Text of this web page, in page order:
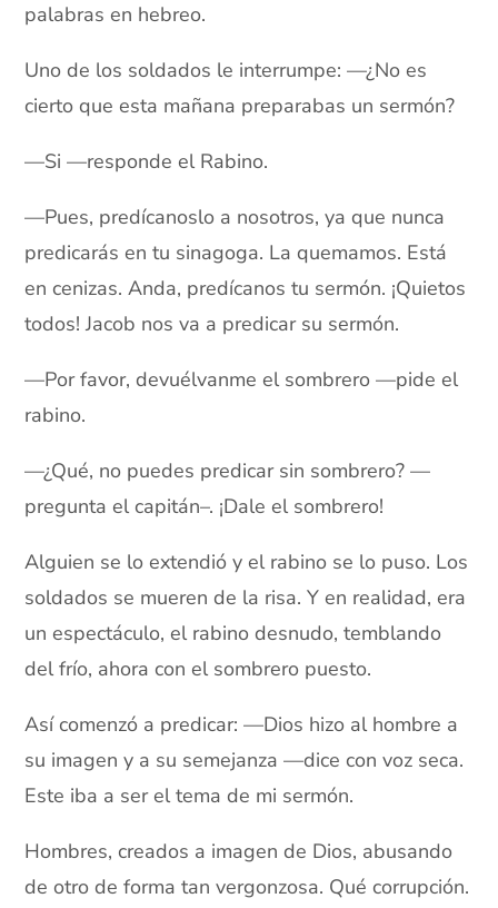
palabras en hebreo.
Uno de los soldados le interrumpe: —¿No es
cierto que esta mañana preparabas un sermón?
—Si —responde el Rabino.
—Pues, predícanoslo a nosotros, ya que nunca
predicarás en tu sinagoga. La quemamos. Está
en cenizas. Anda, predícanos tu sermón. ¡Quietos
todos! Jacob nos va a predicar su sermón.
—Por favor, devuélvanme el sombrero —pide el
rabino.
—¿Qué, no puedes predicar sin sombrero? —
pregunta el capitán–. ¡Dale el sombrero!
Alguien se lo extendió y el rabino se lo puso. Los
soldados se mueren de la risa. Y en realidad, era
un espectáculo, el rabino desnudo, temblando
del frío, ahora con el sombrero puesto.
Así comenzó a predicar: —Dios hizo al hombre a
su imagen y a su semejanza —dice con voz seca.
Este iba a ser el tema de mi sermón.
Hombres, creados a imagen de Dios, abusando
de otro de forma tan vergonzosa. Qué corrupción.